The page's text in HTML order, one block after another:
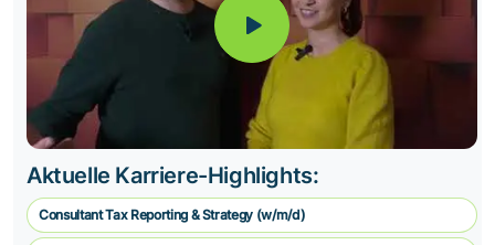
Aktuelle Karriere-Highlights:
Consultant Tax Reporting & Strategy (w/m/d)